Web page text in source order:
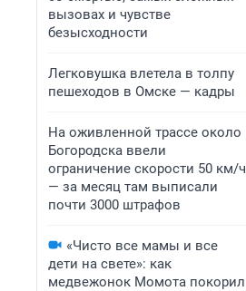
вызовах и чувстве
безысходности
Легковушка влетела в толпу
пешеходов в Омске — кадры
На оживленной трассе около
Богородска ввели
ограничение скорости 50 км/ч
— за месяц там выписали
почти 3000 штрафов
«Чисто все мамы и все
дети на свете»: как
медвежонок Момота покорил